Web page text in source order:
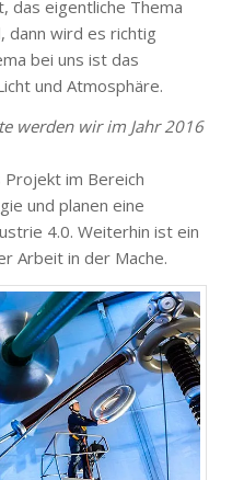
das eigentliche Thema
dann wird es richtig
bei uns ist das
und Atmosphäre.
werden wir im Jahr 2016
im Bereich
und planen eine
4.0. Weiterhin ist ein
Arbeit in der Mache.